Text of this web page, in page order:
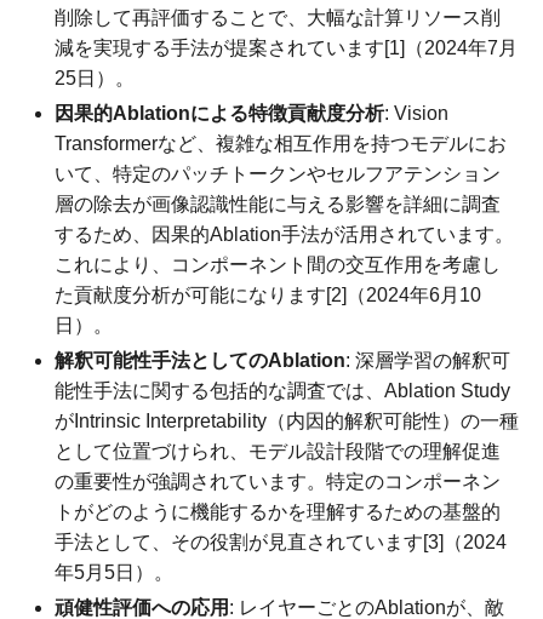
削除して再評価することで、大幅な計算リソース削
減を実現する手法が提案されています[1]（2024年7月
25日）。
因果的Ablationによる特徴貢献度分析: Vision
Transformerなど、複雑な相互作用を持つモデルにお
いて、特定のパッチトークンやセルフアテンション
層の除去が画像認識性能に与える影響を詳細に調査
するため、因果的Ablation手法が活用されています。
これにより、コンポーネント間の交互作用を考慮し
た貢献度分析が可能になります[2]（2024年6月10
日）。
解釈可能性手法としてのAblation: 深層学習の解釈可
能性手法に関する包括的な調査では、Ablation Study
がIntrinsic Interpretability（内因的解釈可能性）の一種
として位置づけられ、モデル設計段階での理解促進
の重要性が強調されています。特定のコンポーネン
トがどのように機能するかを理解するための基盤的
手法として、その役割が見直されています[3]（2024
年5月5日）。
頑健性評価への応用 : レイヤーごとのAblationが、敵